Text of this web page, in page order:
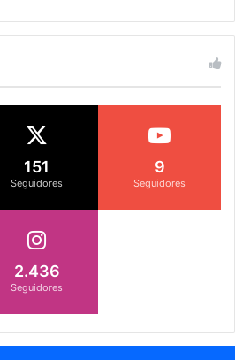
151
Seguidores
9
Seguidores
2.436
Seguidores